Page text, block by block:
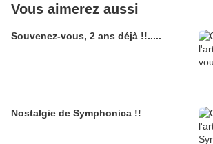
Vous aimerez aussi
Souvenez-vous, 2 ans déjà !!.....
Nostalgie de Symphonica !!